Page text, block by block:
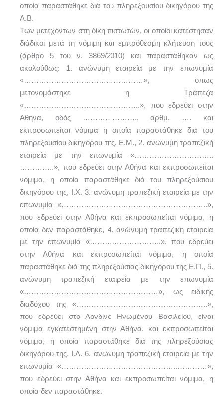
οποία παραστάθηκε διά του πληρεξουσίου δικηγόρου της
Α.Β.
Των μετεχόντων στη δίκη πιστωτών, οι οποίοι κατέστησαν
διάδικοι μετά τη νόμιμη και εμπρόθεσμη κλήτευση τους
(άρθρο 5 του ν. 3869/2010) και παραστάθηκαν ως
ακολούθως: 1. ανώνυμη εταιρεία με την επωνυμία
«…………………………………………», όπως
μετονομάστηκε η Τράπεζα
«………………………………………..», που εδρεύει στην
Αθήνα, οδός …………………., αρθμ. …. και
εκπροσωπείται νόμιμα η οποία παραστάθηκε δια του
πληρεξουσίου δικηγόρου της, Ε.Μ., 2. ανώνυμη τραπεζική
εταιρεία με την επωνυμία «…………………………..
…………..», που εδρεύει στην Αθήνα και εκπροσωπείται
νόμιμα, η οποία παραστάθηκε διά του πληρεξούσιου
δικηγόρου της, Ι.Χ. 3. ανώνυμη τραπεζική εταιρεία με την
επωνυμία «…………………………………………………..»,
που εδρεύει στην Αθήνα και εκπροσωπείται νόμιμα, η
οποία δεν παραστάθηκε, 4. ανώνυμη τραπεζική εταιρεία
με την επωνυμία «………………………..», που εδρεύει
στην Αθήνα και εκπροσωπείται νόμιμα, η οποία
παραστάθηκε διά της πληρεξούσιας δικηγόρου της Ε.Π., 5.
ανώνυμη τραπεζική εταιρεία με την επωνυμία
«………………………………………………», ως ειδικής
διαδόχου της «……………………………………………..»,
που εδρεύει στο Λονδίνο Ηνωμένου Βασιλείου, είναι
νόμιμα εγκατεστημένη στην Αθήνα, και εκπροσωπείται
νόμιμα, η οποία παραστάθηκε διά της πληρεξούσιας
δικηγόρου της, Ι.Λ. 6. ανώνυμη τραπεζική εταιρεία με την
επωνυμία «………………………………………..…………»,
που εδρεύει στην Αθήνα και εκπροσωπείται νόμιμα, η
οποία δεν παραστάθηκε.